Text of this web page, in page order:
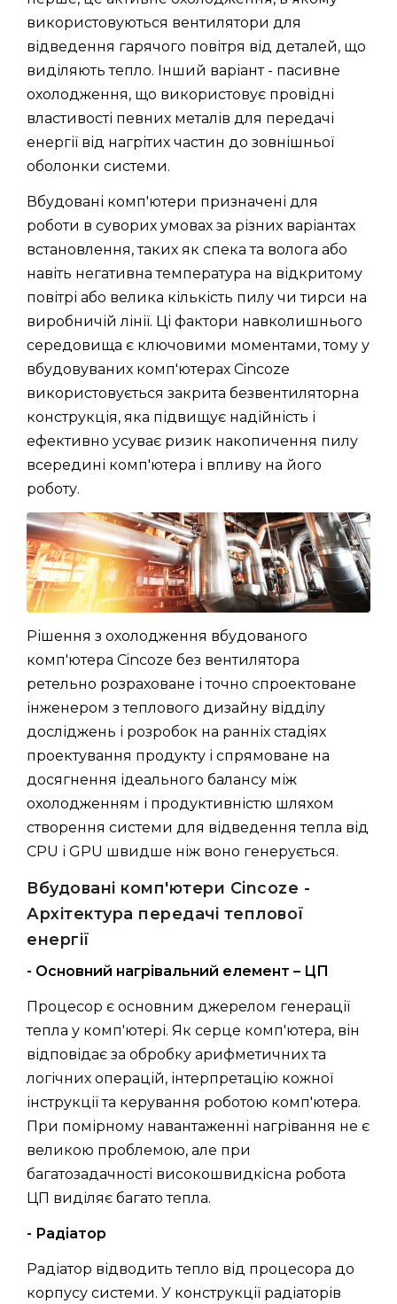
використовуються вентилятори для
відведення гарячого повітря від деталей, що
виділяють тепло. Інший варіант - пасивне
охолодження, що використовує провідні
властивості певних металів для передачі
енергії від нагрітих частин до зовнішньої
оболонки системи.
Вбудовані комп'ютери призначені для
роботи в суворих умовах за різних варіантах
встановлення, таких як спека та волога або
навіть негативна температура на відкритому
повітрі або велика кількість пилу чи тирси на
виробничій лінії. Ці фактори навколишнього
середовища є ключовими моментами, тому у
вбудовуваних комп'ютерах Cincoze
використовується закрита безвентиляторна
конструкція, яка підвищує надійність і
ефективно усуває ризик накопичення пилу
всередині комп'ютера і впливу на його
роботу.
Рішення з охолодження вбудованого
комп'ютера Cincoze без вентилятора
ретельно розраховане і точно спроектоване
інженером з теплового дизайну відділу
досліджень і розробок на ранніх стадіях
проектування продукту і спрямоване на
досягнення ідеального балансу між
охолодженням і продуктивністю шляхом
створення системи для відведення тепла від
CPU і GPU швидше ніж воно генерується.
Вбудовані комп'ютери Cincoze -
Архітектура передачі теплової
енергії
- Основний нагрівальний елемент – ЦП
Процесор є основним джерелом генерації
тепла у комп'ютері. Як серце комп'ютера, він
відповідає за обробку арифметичних та
логічних операцій, інтерпретацію кожної
інструкції та керування роботою комп'ютера.
При помірному навантаженні нагрівання не є
великою проблемою, але при
багатозадачності високошвидкісна робота
ЦП виділяє багато тепла.
- Радіатор
Радіатор відводить тепло від процесора до
корпусу системи. У конструкції радіаторів